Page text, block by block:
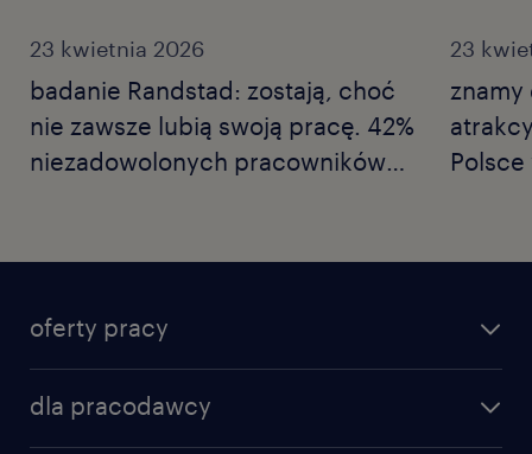
23 kwietnia 2026
badanie Randstad: zostają, choć
nie zawsze lubią swoją pracę. 42%
niezadowolonych pracowników
już we własne kompetencje.
ostrożności.
23
oferty pracy
dla pracodawcy